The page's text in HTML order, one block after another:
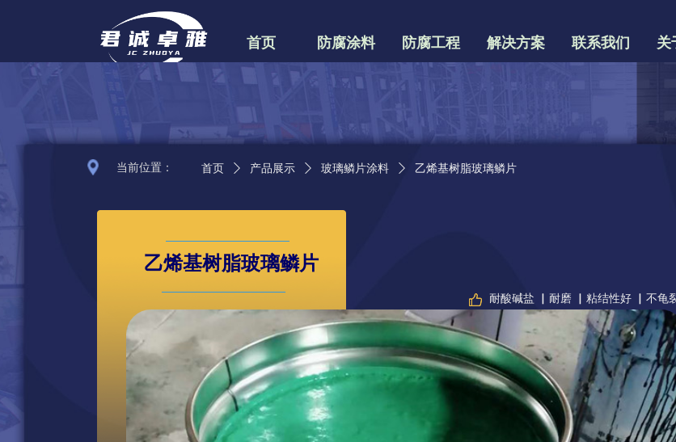
首页 防腐涂料 防腐工程 解决方案 联系我们 关
首页 ꄲ 产品展示 ꄲ 玻璃鳞片涂料 ꄲ 乙烯基树脂玻璃鳞片
当前位置：
耐酸碱盐 ▏耐磨 ▏粘结性好 ▏不龟
乙烯基树脂玻璃鳞片